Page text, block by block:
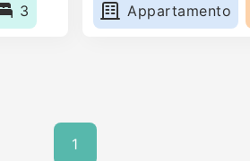
3
Appartamento
1